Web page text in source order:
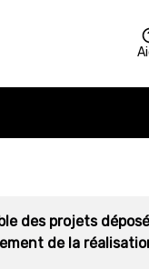
des projets
de la